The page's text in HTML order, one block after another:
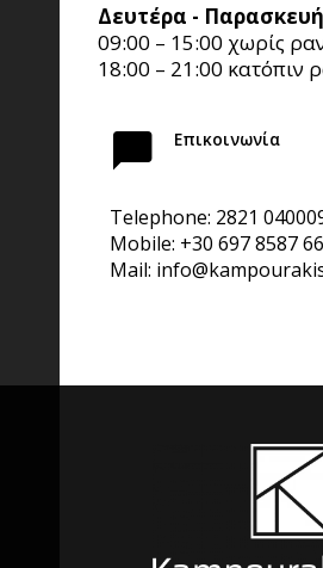
Δευτέρα - Παρασκευή
09:00 – 15:00 χωρίς
18:00 – 21:00 κατόπιν
Επικοινωνία
Telephone: 2821
Mobile: +30 697 8587
Mail: